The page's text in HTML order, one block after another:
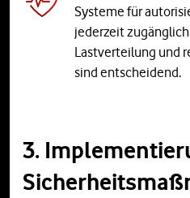
Systeme für
jederzeit
Lastverteilung und
sind entscheidend.
3.